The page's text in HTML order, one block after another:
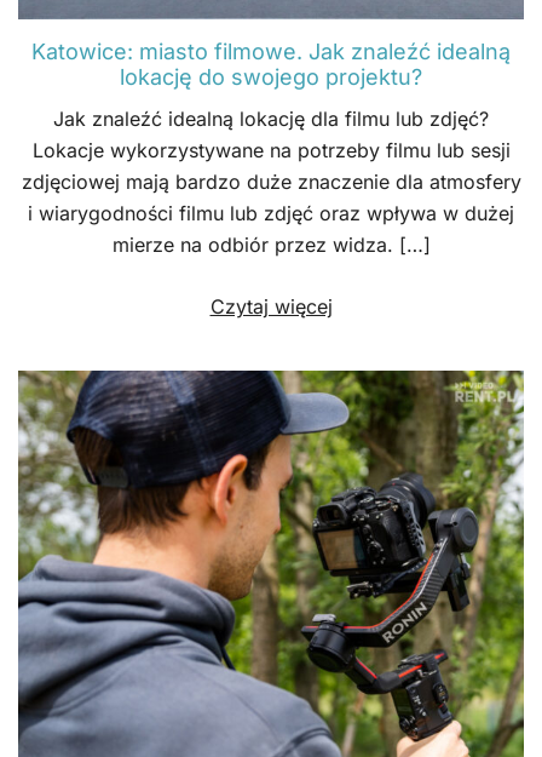
Katowice: miasto filmowe. Jak znaleźć idealną
lokację do swojego projektu?
Jak znaleźć idealną lokację dla filmu lub zdjęć?
Lokacje wykorzystywane na potrzeby filmu lub sesji
zdjęciowej mają bardzo duże znaczenie dla atmosfery
i wiarygodności filmu lub zdjęć oraz wpływa w dużej
mierze na odbiór przez widza. […]
Czytaj więcej